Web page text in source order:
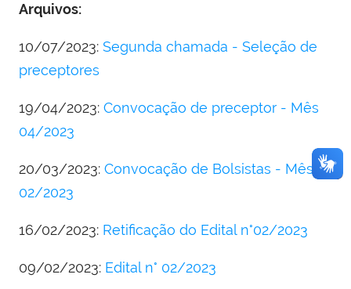
Arquivos:
10/07/2023: Segunda chamada - Seleção de
preceptores
19/04/2023: Convocação de preceptor - Mês
04/2023
20/03/2023: Convocação de Bolsistas - Mês
02/2023
16/02/2023: Retificação do Edital n°02/2023
09/02/2023: Edital n° 02/2023